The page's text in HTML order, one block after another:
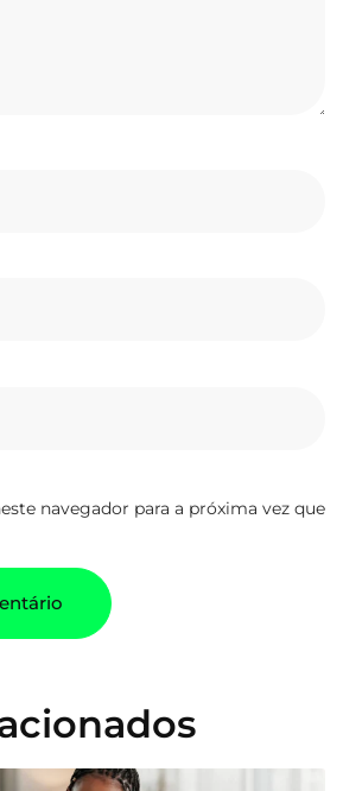
navegador para a próxima vez que